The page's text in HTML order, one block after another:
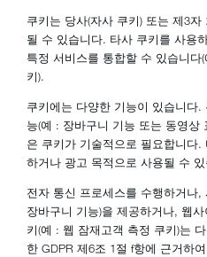
쿠키는 당사(자사 쿠키) 또는 제3
될 수 있습니다. 타사 쿠키를 사용
특정 서비스를 통합할 수 있습니
키).
쿠키에는 다양한 기능이 있습니다
능(예 : 장바구니 기능 또는 동영상
은 쿠키가 기술적으로 필요합니다
하거나 광고 목적으로 사용될 수
전자 통신 프로세스를 수행하거나
장바구니 기능)을 제공하거나, 웹
키(예 : 웹 잠재고객 측정 쿠키)는
한 GDPR 제6조 1절 f항에 근거하